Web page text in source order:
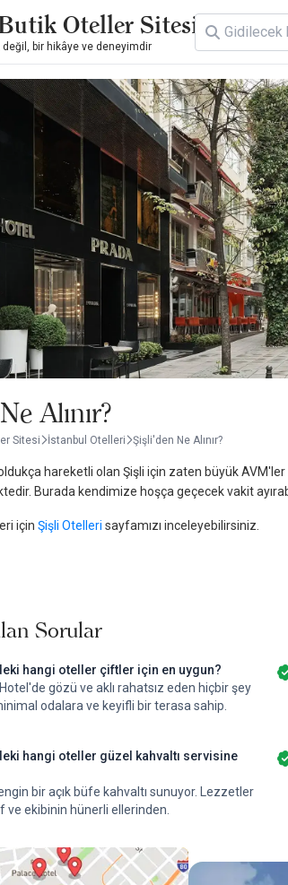
Oteller Sitesi
bir hikâye ve deneyimdir
Alınır?
Sitesi İstanbul Otelleri Şişli'den Ne Alınır?
hareketli olan Şişli için zaten büyük
Burada kendimize hoşça geçecek vakit
için Şişli Otelleri sayfamızı inceleyebilirsiniz.
Sorular
hangi oteller çiftler için en uygun?
gözü ve aklı rahatsız eden hiçbir şey
odalara ve keyifli bir terasa sahip.
hangi oteller güzel kahvaltı servisine
bir açık büfe kahvaltı sunuyor. Lezzetler
ve ekibinin hünerli ellerinden.